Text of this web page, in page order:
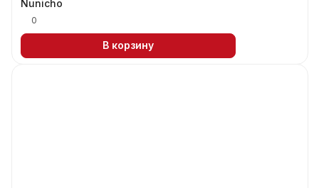
Nunicho
0
В корзину